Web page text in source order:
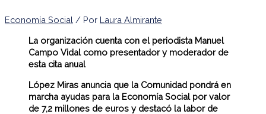
Economía Social / Por Laura Almirante
La organización cuenta con el periodista Manuel
Campo Vidal como presentador y moderador de
esta cita anual
López Miras anuncia que la Comunidad pondrá en
marcha ayudas para la Economía Social por valor
de 7,2 millones de euros y destacó la labor de